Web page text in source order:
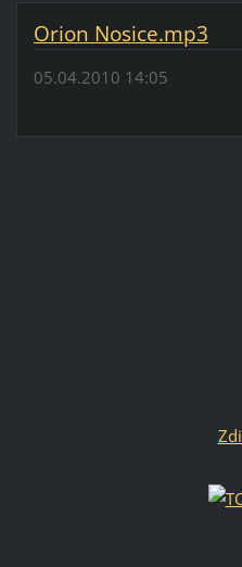
Orion Nosice.mp3
05.04.2010 14:05